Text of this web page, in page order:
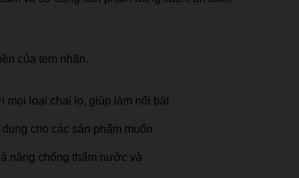
của tem nhãn.
mọi loại chai lọ, giúp làm nổi bật
cho các sản phẩm muốn
năng chống thấm nước và